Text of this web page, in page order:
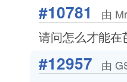
#10781 由
请问怎么才能在
#12957 由